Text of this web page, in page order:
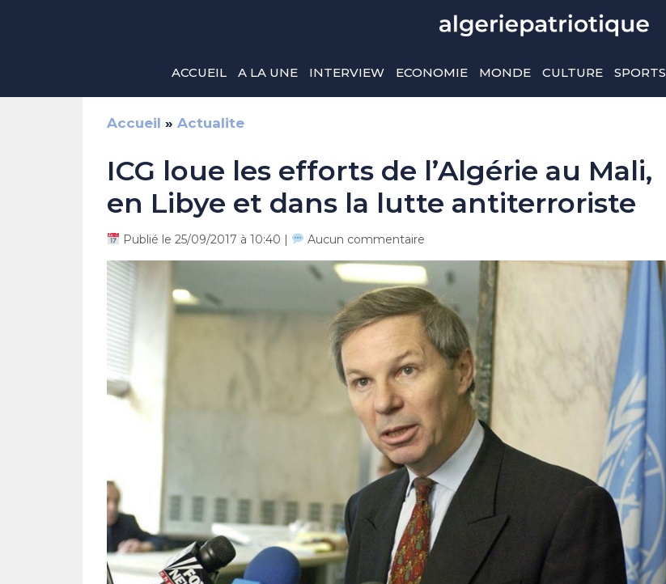
ACCUEIL A LA UNE INTERVIEW ECONOMIE MONDE CULTURE SPORTS
Accueil » Actualite
ICG loue les efforts de l’Algérie au Mali,
en Libye et dans la lutte antiterroriste
Publié le 25/09/2017 à 10:40 | Aucun commentaire